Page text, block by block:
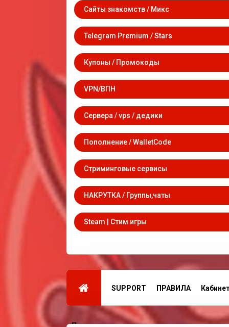
Сайты знакомств / Микс
Telegram Premium / Stars
Купоны / Промокоды
VPN/ВПН
Сервера / vps / дедики
Пополнение / WalletCode
Стриминговые сервисы
НАКРУТКА / Группы,чаты
Steam | Стим игры
SUPPORT ПРАВИЛА